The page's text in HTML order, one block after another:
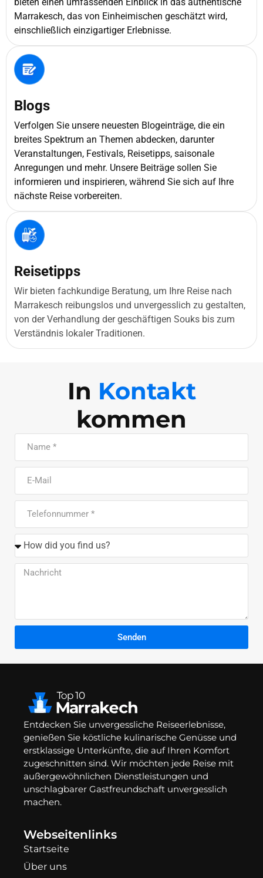
Marrakesch, das von Einheimischen geschätzt wird,
einschließlich einzigartiger Erlebnisse.
Blogs
Verfolgen Sie unsere neuesten Blogeinträge, die ein
breites Spektrum an Themen abdecken, darunter
Veranstaltungen, Festivals, Reisetipps, saisonale
Anregungen und mehr. Unsere Beiträge sollen Sie
informieren und inspirieren, während Sie sich auf Ihre
nächste Reise vorbereiten.
Reisetipps
Wir bieten fachkundige Beratung, um Ihre Reise nach
Marrakesch reibungslos und unvergesslich zu gestalten,
von der Verhandlung der geschäftigen Souks bis zum
Verständnis lokaler Traditionen.
In Kontakt
kommen
Senden
Entdecken Sie unvergessliche Reiseerlebnisse,
genießen Sie köstliche kulinarische Genüsse und
erstklassige Unterkünfte, die auf Ihren Komfort
zugeschnitten sind. Wir möchten jede Reise mit
außergewöhnlichen Dienstleistungen und
unschlagbarer Gastfreundschaft unvergesslich
machen.
Webseitenlinks
Startseite
Über uns